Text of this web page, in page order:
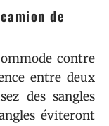
de
contre
entre deux
des sangles
éviteront